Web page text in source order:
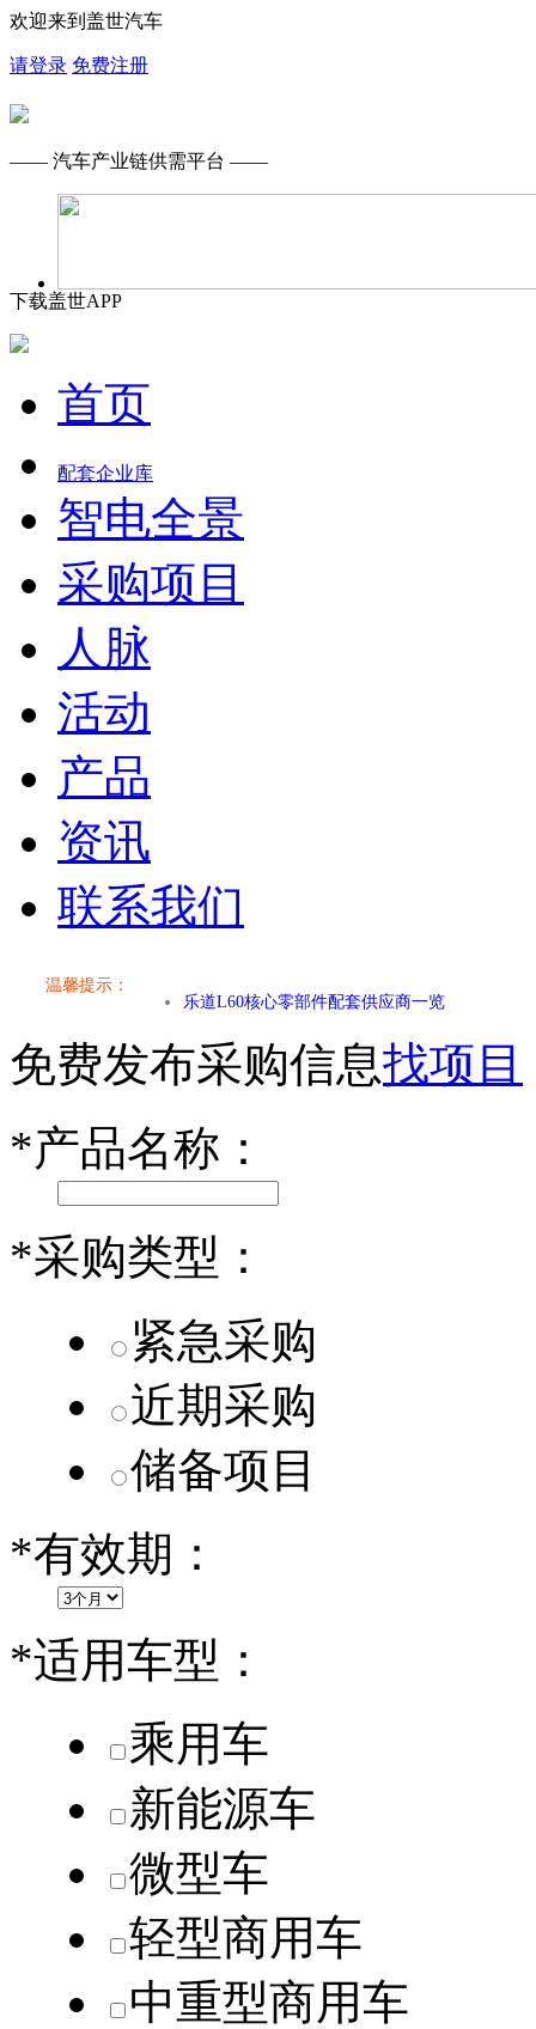
欢迎来到盖世汽车
请登录 免费注册
—— 汽车产业链供需平台 ——
下载盖世APP
首页
配套企业库
智电全景
采购项目
人脉
活动
产品
资讯
联系我们
温馨提示：
乐道L60核心零部件配套供应商一览
第二代 AION V核心零部件配套供应商一览
乐道L60核心零部件配套供应商一览
免费发布采购信息找项目
*产品名称：
*采购类型：
紧急采购
近期采购
储备项目
*有效期：
*适用车型：
乘用车
新能源车
微型车
轻型商用车
中重型商用车